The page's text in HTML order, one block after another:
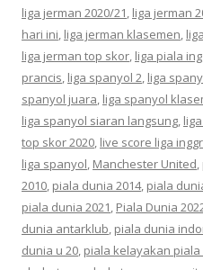
liga jerman 2020/21, liga jerman
hari ini, liga jerman klasemen,
liga jerman top skor, liga piala
prancis, liga spanyol 2, liga
spanyol juara, liga spanyol
liga spanyol siaran langsung,
top skor 2020, live score liga
liga spanyol, Manchester United,
2010, piala dunia 2014, piala
piala dunia 2021, Piala Dunia
dunia antarklub, piala dunia
dunia u 20, piala kelayakan piala